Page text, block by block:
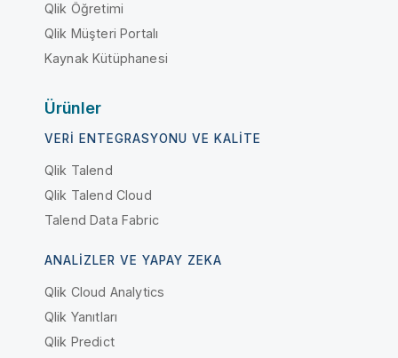
Qlik Öğretimi
Qlik Müşteri Portalı
Kaynak Kütüphanesi
Ürünler
VERI ENTEGRASYONU VE KALITE
Qlik Talend
Qlik Talend Cloud
Talend Data Fabric
ANALIZLER VE YAPAY ZEKA
Qlik Cloud Analytics
Qlik Yanıtları
Qlik Predict